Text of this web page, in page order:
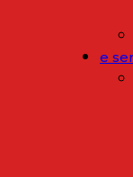
e